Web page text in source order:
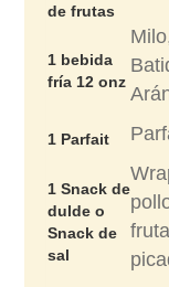
de frutas
1 bebida
fría 12 onz
1 Parfait
1 Snack de
dulde o
Snack de
sal